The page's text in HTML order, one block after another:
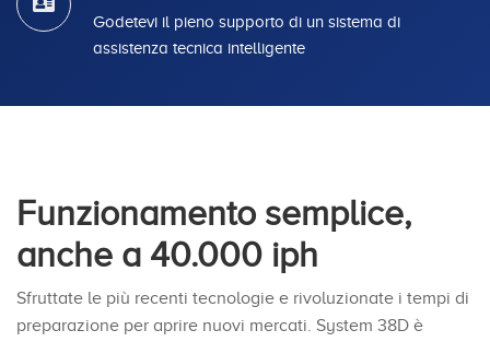
Godetevi il pieno supporto di un sistema di
assistenza tecnica intelligente
Funzionamento semplice,
anche a 40.000 iph
Sfruttate le più recenti tecnologie e rivoluzionate i tempi di
preparazione per aprire nuovi mercati. System 38D è